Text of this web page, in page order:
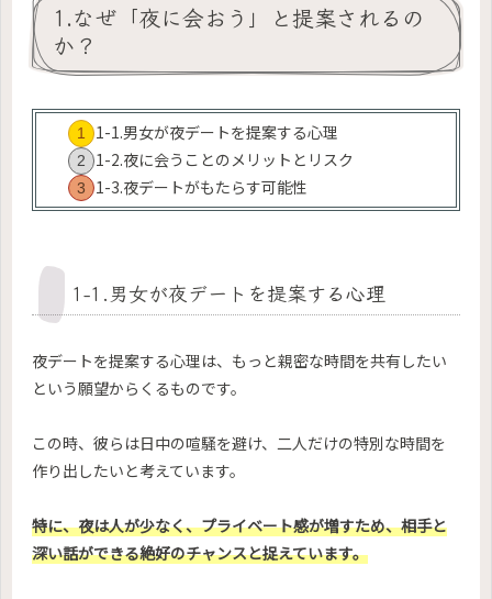
1.なぜ「夜に会おう」と提案されるの
か？
1-1.男女が夜デートを提案する心理
1-2.夜に会うことのメリットとリスク
1-3.夜デートがもたらす可能性
1-1.男女が夜デートを提案する心理
夜デートを提案する心理は、もっと親密な時間を共有したい
という願望からくるものです。
この時、彼らは日中の喧騒を避け、二人だけの特別な時間を
作り出したいと考えています。
特に、夜は人が少なく、プライベート感が増すため、相手と
深い話ができる絶好のチャンスと捉えています。